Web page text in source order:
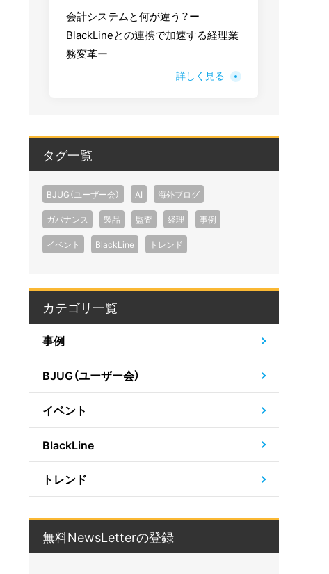
会計システムと何が違う？ー
BlackLineとの連携で加速する経理業
務変革ー
詳しく見る
タグ一覧
BJUG（ユーザー会） AI
海外ブログ
ガバナンス
製品 監査 経理
事例
イベント
BlackLine トレンド
カテゴリ一覧
事例
BJUG（ユーザー会）
イベント
BlackLine
トレンド
無料NewsLetterの登録